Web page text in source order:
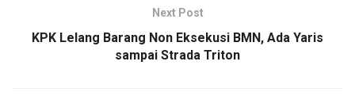
Next Post
KPK Lelang Barang Non Eksekusi BMN, Ada Yaris
sampai Strada Triton